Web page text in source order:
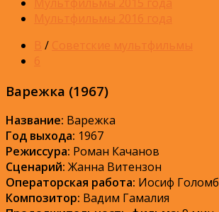
Мультфильмы 2016 года
В / Советские мультфильмы
6
Варежка (1967)
Название: Варежка
Год выхода: 1967
Режиссура: Роман Качанов
Сценарий: Жанна Витензон
Операторская работа: Иосиф Голомб
Композитор: Вадим Гамалия